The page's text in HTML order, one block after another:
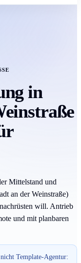
in
Mittelstand und
an der Weinstraße)
will. Antrieb
und mit planbaren
Template-Agentur: